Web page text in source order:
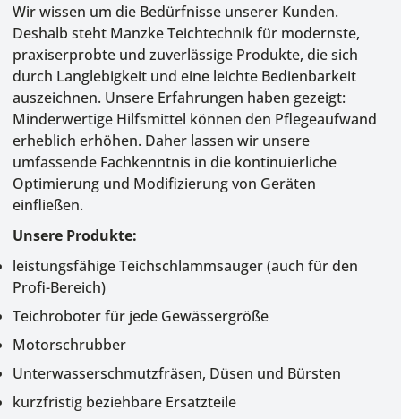
Wir wissen um die Bedürfnisse unserer Kunden.
Deshalb steht Manzke Teichtechnik für modernste,
praxiserprobte und zuverlässige Produkte, die sich
durch Langlebigkeit und eine leichte Bedienbarkeit
auszeichnen. Unsere Erfahrungen haben gezeigt:
Minderwertige Hilfsmittel können den Pflegeaufwand
erheblich erhöhen. Daher lassen wir unsere
umfassende Fachkenntnis in die kontinuierliche
Optimierung und Modifizierung von Geräten
einfließen.
Unsere Produkte:
leistungsfähigeTeichschlammsauger(auch für den
Profi-Bereich)
Teichroboterfür jede Gewässergröße
Motorschrubber
Unterwasserschmutzfräsen, Düsen und Bürsten
kurzfristig beziehbare Ersatzteile